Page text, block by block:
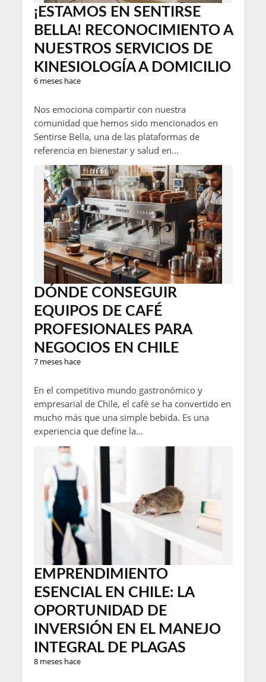
¡ESTAMOS EN SENTIRSE
BELLA! RECONOCIMIENTO A
NUESTROS SERVICIOS DE
KINESIOLOGÍA A DOMICILIO
6 meses hace
Nos emociona compartir con nuestra
comunidad que hemos sido mencionados en
Sentirse Bella, una de las plataformas de
referencia en bienestar y salud en...
DÓNDE CONSEGUIR
EQUIPOS DE CAFÉ
PROFESIONALES PARA
NEGOCIOS EN CHILE
7 meses hace
En el competitivo mundo gastronómico y
empresarial de Chile, el café se ha convertido en
mucho más que una simple bebida. Es una
experiencia que define la...
EMPRENDIMIENTO
ESENCIAL EN CHILE: LA
OPORTUNIDAD DE
INVERSIÓN EN EL MANEJO
INTEGRAL DE PLAGAS
8 meses hace